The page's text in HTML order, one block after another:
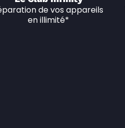
de vos appareils
en illimité*